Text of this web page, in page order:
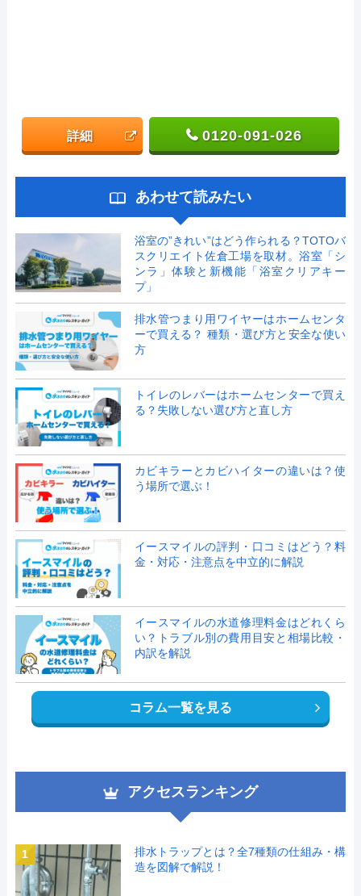
詳細 0120-091-026
あわせて読みたい
浴室の”きれい”はどう作られる？TOTOバ
スクリエイト佐倉工場を取材。浴室「シ
ンラ」体験と新機能「浴室クリアキー
プ」
排水管つまり用ワイヤーはホームセンタ
ーで買える？ 種類・選び方と安全な使い
方
トイレのレバーはホームセンターで買え
る？失敗しない選び方と直し方
カビキラーとカビハイターの違いは？使
う場所で選ぶ！
イースマイルの評判・口コミはどう？料
金・対応・注意点を中立的に解説
イースマイルの水道修理料金はどれくら
い？トラブル別の費用目安と相場比較・
内訳を解説
コラム一覧を見る
アクセスランキング
1
排水トラップとは？全7種類の仕組み・構
造を図解で解説！